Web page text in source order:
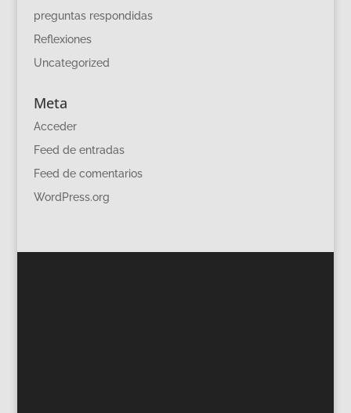
preguntas respondidas
Reflexiones
Uncategorized
Meta
Acceder
Feed de entradas
Feed de comentarios
WordPress.org